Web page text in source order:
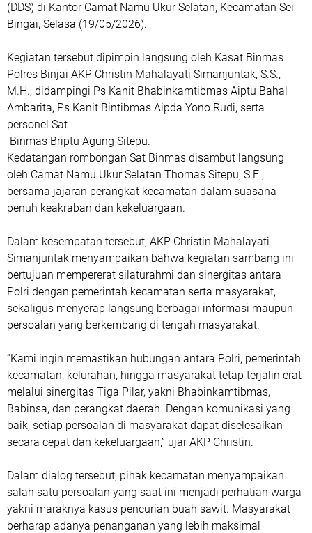
(DDS) di Kantor Camat Namu Ukur Selatan, Kecamatan Sei
Bingai, Selasa (19/05/2026).
Kegiatan tersebut dipimpin langsung oleh Kasat Binmas
Polres Binjai AKP Christin Mahalayati Simanjuntak, S.S.,
M.H., didampingi Ps Kanit Bhabinkamtibmas Aiptu Bahal
Ambarita, Ps Kanit Bintibmas Aipda Yono Rudi, serta
personel Sat
Binmas Briptu Agung Sitepu.
Kedatangan rombongan Sat Binmas disambut langsung
oleh Camat Namu Ukur Selatan Thomas Sitepu, S.E.,
bersama jajaran perangkat kecamatan dalam suasana
penuh keakraban dan kekeluargaan.
Dalam kesempatan tersebut, AKP Christin Mahalayati
Simanjuntak menyampaikan bahwa kegiatan sambang ini
bertujuan mempererat silaturahmi dan sinergitas antara
Polri dengan pemerintah kecamatan serta masyarakat,
sekaligus menyerap langsung berbagai informasi maupun
persoalan yang berkembang di tengah masyarakat.
“Kami ingin memastikan hubungan antara Polri, pemerintah
kecamatan, kelurahan, hingga masyarakat tetap terjalin erat
melalui sinergitas Tiga Pilar, yakni Bhabinkamtibmas,
Babinsa, dan perangkat daerah. Dengan komunikasi yang
baik, setiap persoalan di masyarakat dapat diselesaikan
secara cepat dan kekeluargaan,” ujar AKP Christin.
Dalam dialog tersebut, pihak kecamatan menyampaikan
salah satu persoalan yang saat ini menjadi perhatian warga
yakni maraknya kasus pencurian buah sawit. Masyarakat
berharap adanya penanganan yang lebih maksimal